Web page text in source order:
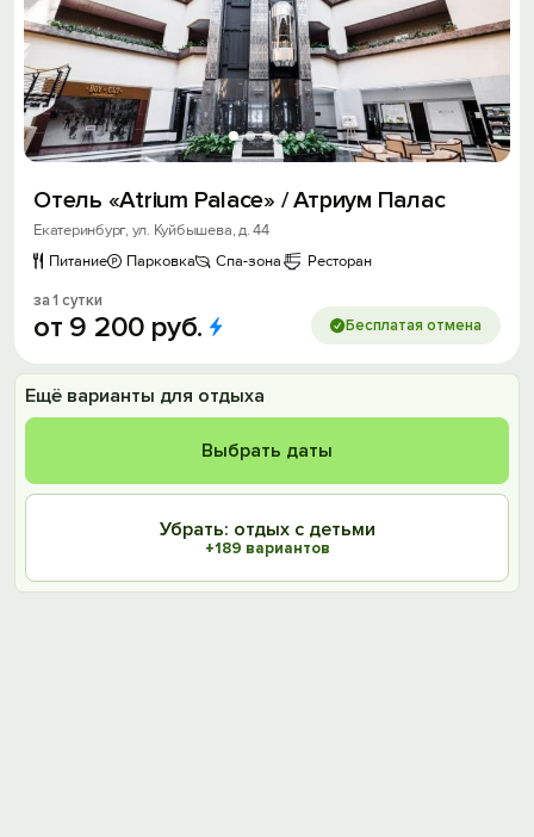
Отель «Atrium Palace» / Атриум Палас
Екатеринбург, ул. Куйбышева, д. 44
Питание
Парковка Спа-зона Ресторан
за 1 сутки
от 9 200 руб. Бесплатая отмена
Ещё варианты для отдыха
Выбрать даты
Убрать: отдых с детьми
+189 вариантов